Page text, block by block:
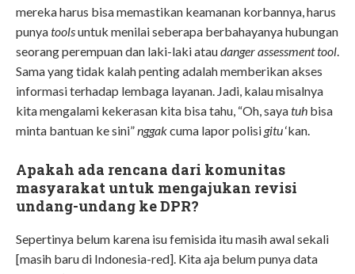
mereka harus bisa memastikan keamanan korbannya, harus
punyatoolsuntuk menilai seberapa berbahayanya hubungan
seorang perempuan dan laki-laki ataudanger assessment tool
Sama yang tidak kalah penting adalah memberikan akses
informasi terhadap lembaga layanan. Jadi, kalau misalnya
kita mengalami kekerasan kita bisa tahu, “Oh, sayatuh bisa
minta bantuan ke sini”nggakcuma lapor polisi gitu‘kan.
Apakah ada rencana dari komunitas
masyarakat untuk mengajukan revisi
undang-undang ke DPR?
Sepertinya belum karena isu femisida itu masih awal sekali
[masih baru di Indonesia-red]. Kita aja belum punya data